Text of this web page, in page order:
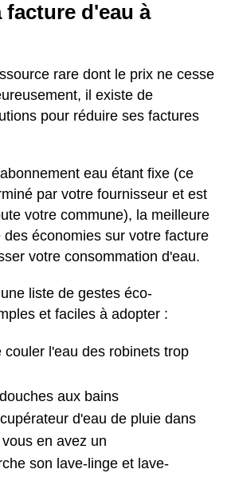
facture d'eau à
rare dont le prix ne cesse
il existe de
pour réduire ses factures
eau étant fixe (ce
par votre fournisseur et est
votre commune), la meilleure
des économies sur votre facture
votre consommation d'eau.
liste de gestes éco-
et faciles à adopter :
couler l'eau des robinets trop
aux bains
d'eau de pluie dans
en avez un
son lave-linge et lave-